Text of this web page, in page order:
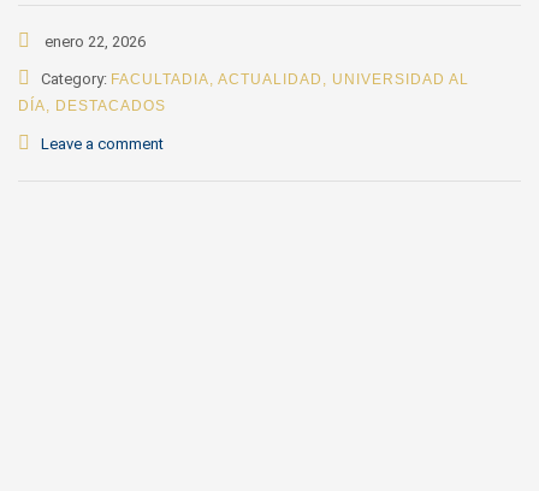
enero 22, 2026
Category: FACULTADIA, ACTUALIDAD , UNIVERSIDAD AL
DÍA, DESTACADOS
Leave a comment